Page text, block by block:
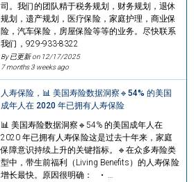
司。我们的团队精于税务规划，财务规划，退休
规划，遗产规划，医疗保险，家庭护理，商业保
险，汽车保险，房屋保险等等的业务。尽快联系
我们，929-933-8322
By 已更新 on 12/17/2025
7 months 3 weeks ago
人寿保险，📊 美国寿险数据洞察🔹54% 的美国
成年人在 2020 年已拥有人寿保险
📊 美国寿险数据洞察🔹54% 的美国成年人在
2020 年已拥有人寿保险这是过去十年来，家庭
保障意识持续上升的关键指标。🔹在众多寿险类
型中，带生前福利（Living Benefits）的人寿保险
增长最快。原因很明确： • …